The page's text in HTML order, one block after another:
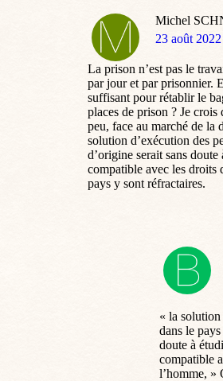
Michel
dit
23 août
La prison n’est pas le
par jour et par prisonnier.
suffisant pour rétablir le
places de prison ? Je crois
peu, face au marché de la
solution d’exécution des
d’origine serait sans doute
compatible avec les droits
pays y sont réfractaires.
« la solution
dans le
doute à
compatible
l’homme, »